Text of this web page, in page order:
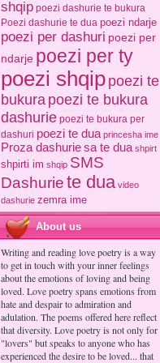
shqip poezi dashurie te bukura
Poezi dashurie te dua poezi ndarje
poezi per dashuri poezi per
ndarje poezi per ty
poezi shqip poezi te
bukura poezi te bukura
dashurie poezi te bukura per
dashuri poezi te dua princesha ime
Proza dashuriesa te dua shpirt
shpirti im shqip SMS
Dashuriete dua video
dashurie zemra ime
About us
Writing and reading love poetry is a way
to get in touch with your inner feelings
about the emotions of loving and being
loved. Love poetry spans emotions from
hate and despair to admiration and
adulation. The poems offered here reflect
that diversity. Love poetry is not only for
"lovers" but speaks to anyone who has
experienced the desire to be loved... that